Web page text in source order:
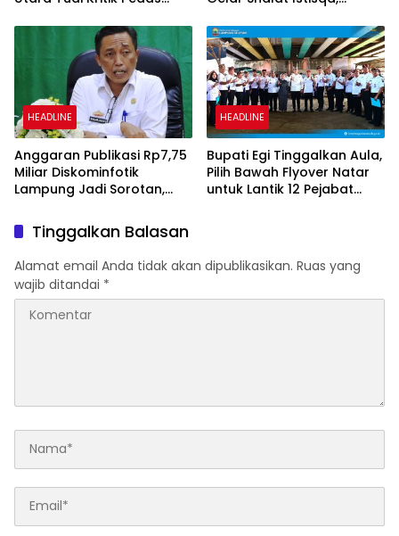
Keberadaan Bupati OKI
HEADLINE
Anggaran Publikasi Rp7,75
Miliar Diskominfotik
Lampung Jadi Sorotan,
Dana Dipertanyakan
HEADLINE
Bupati Egi Tinggalkan Aula,
Pilih Bawah Flyover Natar
untuk Lantik 12 Pejabat
Tinggalkan Balasan
Alamat email Anda tidak akan dipublikasikan. Ruas yang
wajib ditandai *